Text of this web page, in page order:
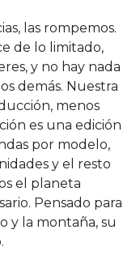
las rompemos.
de lo limitado,
y no hay nada
demás. Nuestra
menos
es una edición
por modelo,
y el resto
el planeta
Pensado para
y la montaña, su